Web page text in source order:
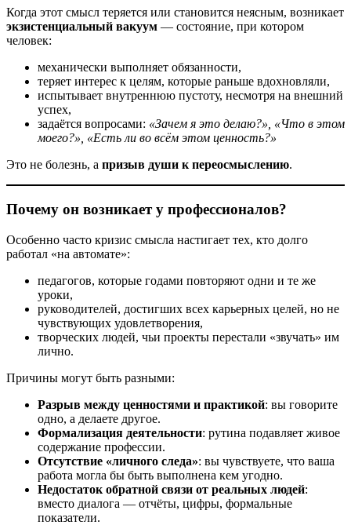
Когда этот смысл теряется или становится неясным, возникает
экзистенциальный вакуум — состояние, при котором
человек:
механически выполняет обязанности,
теряет интерес к целям, которые раньше вдохновляли,
испытывает внутреннюю пустоту, несмотря на внешний
успех,
задаётся вопросами: «Зачем я это делаю?», «Что в этом
моего?», «Есть ли во всём этом ценность?»
Это не болезнь, а призыв души к переосмыслению.
Почему он возникает у профессионалов?
Особенно часто кризис смысла настигает тех, кто долго
работал «на автомате»:
педагогов, которые годами повторяют одни и те же
уроки,
руководителей, достигших всех карьерных целей, но не
чувствующих удовлетворения,
творческих людей, чьи проекты перестали «звучать» им
лично.
Причины могут быть разными:
Разрыв между ценностями и практикой: вы говорите
одно, а делаете другое.
Формализация деятельности: рутина подавляет живое
содержание профессии.
Отсутствие «личного следа»: вы чувствуете, что ваша
работа могла бы быть выполнена кем угодно.
Недостаток обратной связи от реальных людей:
вместо диалога — отчёты, цифры, формальные
показатели.